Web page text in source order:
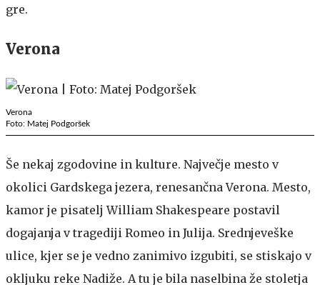
gre.
Verona
Verona
Foto: Matej Podgoršek
Še nekaj zgodovine in kulture. Največje mesto v
okolici Gardskega jezera, renesančna Verona. Mesto,
kamor je pisatelj William Shakespeare postavil
dogajanja v tragediji Romeo in Julija. Srednjeveške
ulice, kjer se je vedno zanimivo izgubiti, se stiskajo v
okljuku reke Nadiže. A tu je bila naselbina že stoletja